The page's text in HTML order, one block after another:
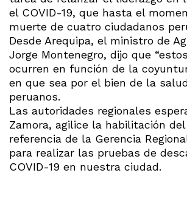
el COVID-19, que hasta el
muerte de cuatro ciudadanos
Desde Arequipa, el ministro de
Jorge Montenegro, dijo que
ocurren en función de la
en que sea por el bien de la
peruanos.
Las autoridades regionales
Zamora, agilice la habilitación
referencia de la Gerencia
para realizar las pruebas de
COVID-19 en nuestra ciudad.